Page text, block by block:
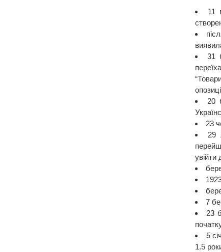
11
31
20
23
29
увійти
7
23
5
1.5